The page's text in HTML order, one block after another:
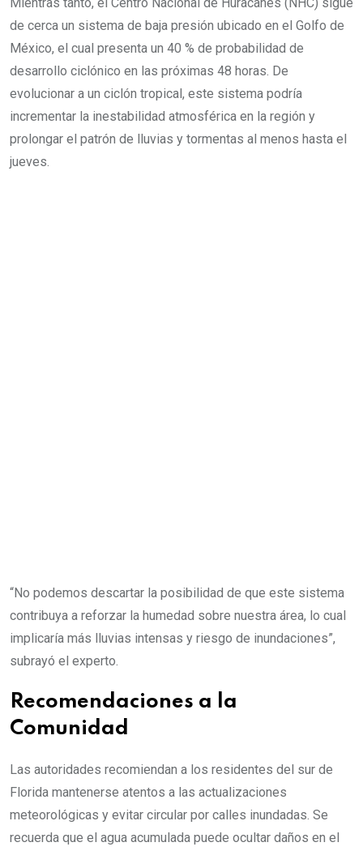
de cerca un sistema de baja presión ubicado en el Golfo de
México, el cual presenta un 40 % de probabilidad de
desarrollo ciclónico en las próximas 48 horas. De
evolucionar a un ciclón tropical, este sistema podría
incrementar la inestabilidad atmosférica en la región y
prolongar el patrón de lluvias y tormentas al menos hasta el
jueves.
“No podemos descartar la posibilidad de que este sistema
contribuya a reforzar la humedad sobre nuestra área, lo cual
implicaría más lluvias intensas y riesgo de inundaciones”,
subrayó el experto.
Recomendaciones a la
Comunidad
Las autoridades recomiendan a los residentes del sur de
Florida mantenerse atentos a las actualizaciones
meteorológicas y evitar circular por calles inundadas. Se
recuerda que el agua acumulada puede ocultar daños en el